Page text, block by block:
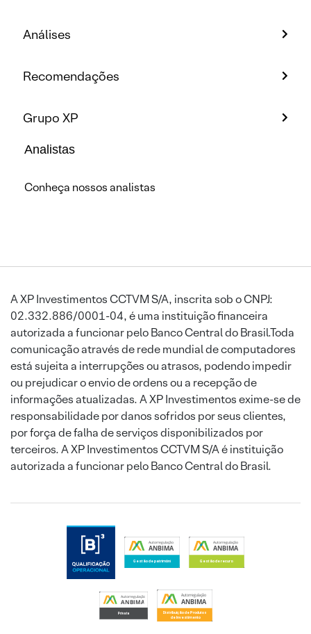
Análises
Recomendações
Grupo XP
Analistas
Conheça nossos analistas
A XP Investimentos CCTVM S/A, inscrita sob o CNPJ:
02.332.886/0001-04, é uma instituição financeira
autorizada a funcionar pelo Banco Central do Brasil.Toda
comunicação através de rede mundial de computadores
está sujeita a interrupções ou atrasos, podendo impedir
ou prejudicar o envio de ordens ou a recepção de
informações atualizadas. A XP Investimentos exime-se de
responsabilidade por danos sofridos por seus clientes,
por força de falha de serviços disponibilizados por
terceiros. A XP Investimentos CCTVM S/A é instituição
autorizada a funcionar pelo Banco Central do Brasil.